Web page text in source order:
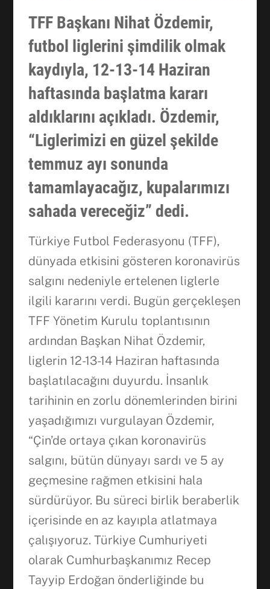
TFF Başkanı Nihat Özdemir,
futbol liglerini şimdilik olmak
kaydıyla, 12-13-14 Haziran
haftasında başlatma kararı
aldıklarını açıkladı. Özdemir,
“Liglerimizi en güzel şekilde
temmuz ayı sonunda
tamamlayacağız, kupalarımızı
sahada vereceğiz” dedi.
Türkiye Futbol Federasyonu (TFF),
dünyada etkisini gösteren koronavirüs
salgını nedeniyle ertelenen liglerle
ilgili kararını verdi. Bugün gerçekleşen
TFF Yönetim Kurulu toplantısının
ardından Başkan Nihat Özdemir,
liglerin 12-13-14 Haziran haftasında
başlatılacağını duyurdu. İnsanlık
tarihinin en zorlu dönemlerinden birini
yaşadığımızı vurgulayan Özdemir,
“Çin’de ortaya çıkan koronavirüs
salgını, bütün dünyayı sardı ve 5 ay
geçmesine rağmen etkisini hala
sürdürüyor. Bu süreci birlik beraberlik
içerisinde en az kayıpla atlatmaya
çalışıyoruz. Türkiye Cumhuriyeti
olarak Cumhurbaşkanımız Recep
Tayyip Erdoğan önderliğinde bu